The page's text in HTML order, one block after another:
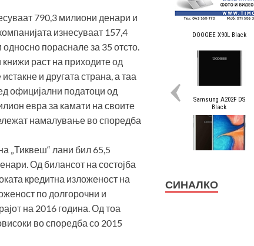
790,3 милиони денари и
изнесуваат 157,4
пораснале за 35 отсто.
раст на приходите од
и другата страна, а таа
официјални податоци од
евра за камати на своите
намалување во споредба
„Тиквеш“ лани бил 65,5
Од билансот на состојба
кредитна изложеност на
по долгорочни и
на 2016 година. Од тоа
во споредба со 2015
СИНАЛКО